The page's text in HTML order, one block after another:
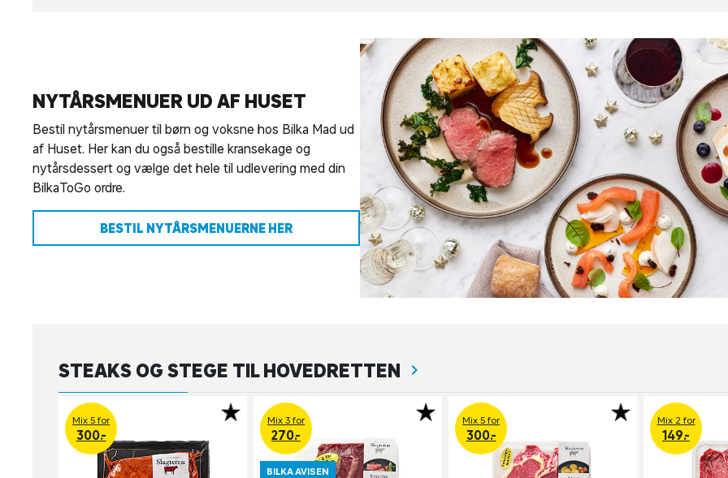
NYTÅRSMENUER UD AF HUSET
Bestil nytårsmenuer til børn og voksne hos Bilka Mad ud
af Huset. Her kan du også bestille kransekage og
nytårsdessert og vælge det hele til udlevering med din
BilkaToGo ordre.
BESTIL NYTÅRSMENUERNE HER
STEAKS OG STEGE TIL HOVEDRETTEN
Mix 5 for
300.-
Mix 3 for
270.-
BILKA AVISEN
Mix 5 for
300.-
Mix 2 for
149.-